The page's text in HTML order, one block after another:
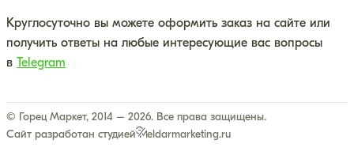
Круглосуточно вы можете оформить заказ на сайте или
получить ответы на любые интересующие вас вопросы
в
Telegram
© Горец Маркет, 2014 – 2026. Все права защищены.
Сайт разработан студией
eldarmarketing.ru